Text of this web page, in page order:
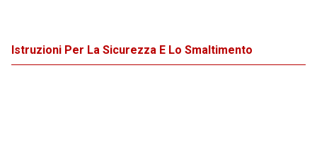
Istruzioni Per La Sicurezza E Lo Smaltimento